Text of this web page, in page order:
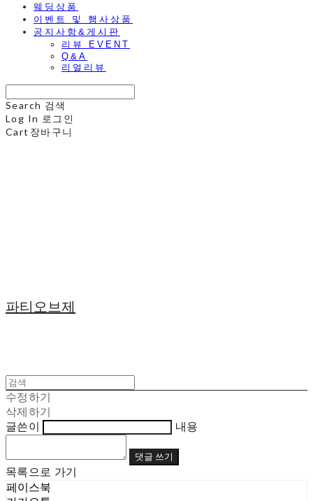
웨딩상품
이벤트 및 행사상품
공지사항&게시판
리뷰 EVENT
Q&A
리얼리뷰
Search 검색
Log In 로그인
Cart 장바구니
파티오브제
수정하기
삭제하기
글쓴이
내용
댓글 쓰기
목록으로 가기
페이스북